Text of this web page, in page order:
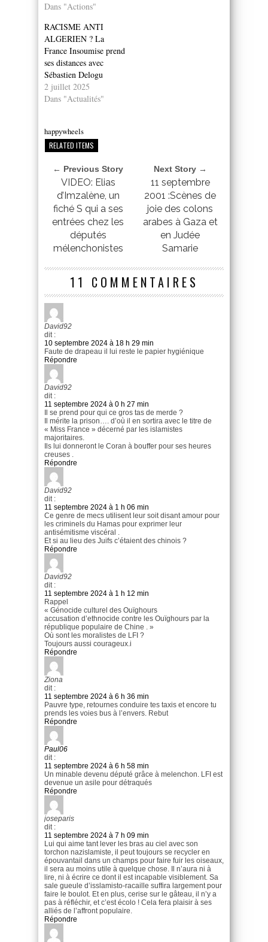
Dans "Actions"
RACISME ANTI
ALGERIEN ? La
France Insoumise prend
ses distances avec
Sébastien Delogu
2 juillet 2025
Dans "Actualités"
happywheels
RELATED ITEMS
← Previous Story
VIDEO: Elias
d’Imzalène, un
fiché S qui a ses
entrées chez les
députés
mélenchonistes
Next Story →
11 septembre
2001 :Scènes de
joie des colons
arabes à Gaza et
en Judée
Samarie
11 COMMENTAIRES
David92
dit :
10 septembre 2024 à 18 h 29 min
Faute de drapeau il lui reste le papier hygiénique
Répondre
David92
dit :
11 septembre 2024 à 0 h 27 min
Il se prend pour qui ce gros tas de merde ?
Il mérite la prison…. d’où il en sortira avec le titre de
« Miss France » décerné par les islamistes
majoritaires.
Ils lui donneront le Coran à bouffer pour ses heures
creuses .
Répondre
David92
dit :
11 septembre 2024 à 1 h 06 min
Ce genre de mecs utilisent leur soit disant amour pour
les criminels du Hamas pour exprimer leur
antisémitisme viscéral .
Et si au lieu des Juifs c’étaient des chinois ?
Répondre
David92
dit :
11 septembre 2024 à 1 h 12 min
Rappel
« Génocide culturel des Ouïghours
accusation d’ethnocide contre les Ouïghours par la
république populaire de Chine . »
Où sont les moralistes de LFI ?
Toujours aussi courageux.i
Répondre
Ziona
dit :
11 septembre 2024 à 6 h 36 min
Pauvre type, retournes conduire tes taxis et encore tu
prends les voies bus à l’envers. Rebut
Répondre
Paul06
dit :
11 septembre 2024 à 6 h 58 min
Un minable devenu député grâce à melenchon. LFI est
devenue un asile pour détraqués
Répondre
joseparis
dit :
11 septembre 2024 à 7 h 09 min
Lui qui aime tant lever les bras au ciel avec son
torchon nazislamiste, il peut toujours se recycler en
épouvantail dans un champs pour faire fuir les oiseaux,
il sera au moins utile à quelque chose. Il n’aura ni à
lire, ni à écrire ce dont il est incapable visiblement. Sa
sale gueule d’isslamisto-racaille suffira largement pour
faire le boulot. Et en plus, cerise sur le gâteau, il n’y a
pas à réfléchir, et c’est écolo ! Cela fera plaisir à ses
alliés de l’affront populaire.
Répondre